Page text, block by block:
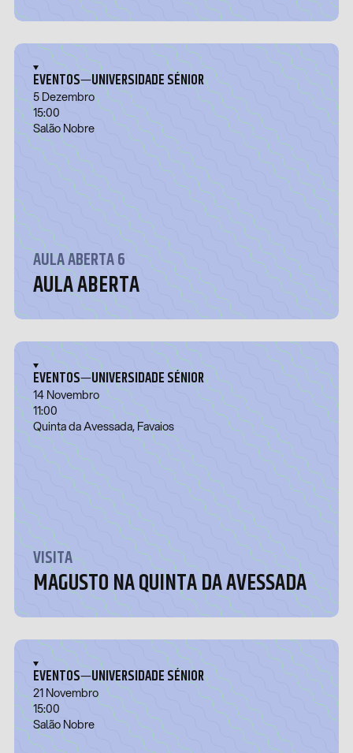
EVENTOS—UNIVERSIDADE SÉNIOR
5 Dezembro
15:00
Salão Nobre
AULA ABERTA 6
AULA ABERTA
EVENTOS—UNIVERSIDADE SÉNIOR
14 Novembro
11:00
Quinta da Avessada, Favaios
VISITA
MAGUSTO NA QUINTA DA AVESSADA
EVENTOS—UNIVERSIDADE SÉNIOR
21 Novembro
15:00
Salão Nobre